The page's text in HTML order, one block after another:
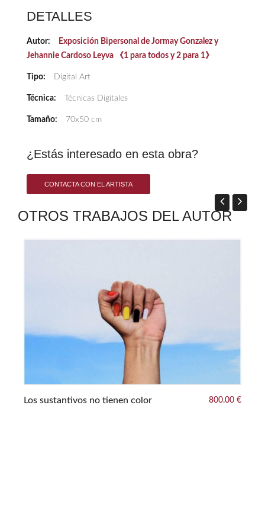
DETALLES
Autor:
Exposición Bipersonal de Jormay Gonzalez y
Jehannie Cardoso Leyva 《1 para todos y 2 para 1》
Tipo: Digital Art
Técnica: Técnicas Digitales
Tamaño: 70x50 cm
¿Estás interesado en esta obra?
CONTACTA CON EL ARTISTA
OTROS TRABAJOS DEL AUTOR
Los sustantivos no tienen color 800.00 €